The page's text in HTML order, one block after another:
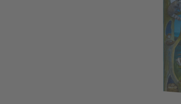
Mein erstes